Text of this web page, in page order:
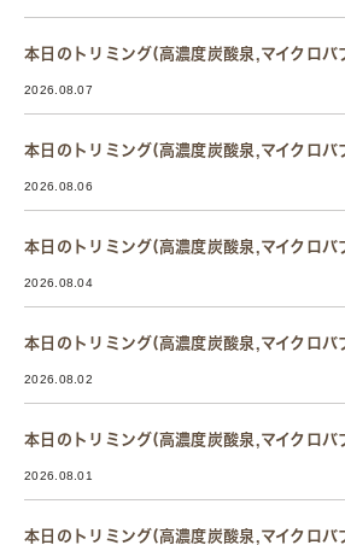
本日のトリミング(高濃度炭酸泉,マイクロバ
2026.08.07
本日のトリミング(高濃度炭酸泉,マイクロバ
2026.08.06
本日のトリミング(高濃度炭酸泉,マイクロバ
2026.08.04
本日のトリミング(高濃度炭酸泉,マイクロバ
2026.08.02
本日のトリミング(高濃度炭酸泉,マイクロバ
2026.08.01
本日のトリミング(高濃度炭酸泉,マイクロバ